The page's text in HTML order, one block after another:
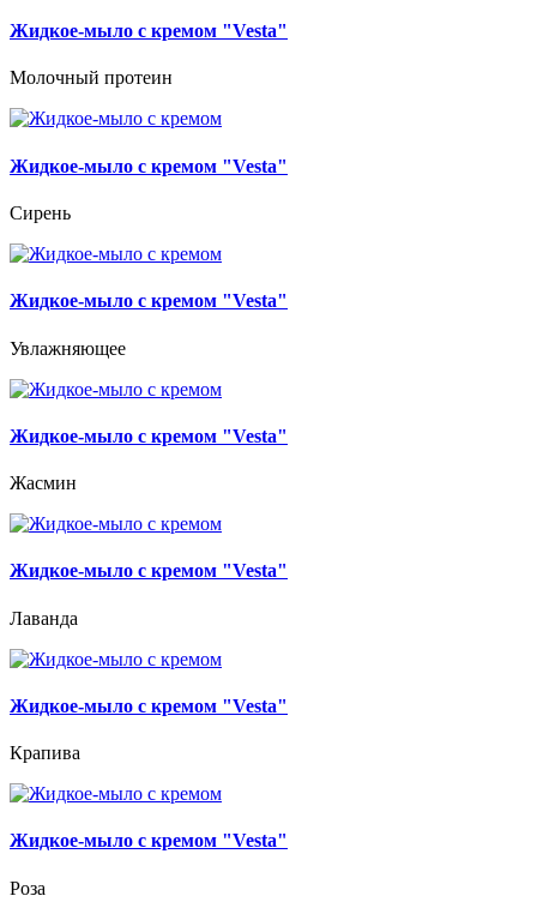
Жидкое-мыло с кремом "Vesta"
Молочный протеин
Жидкое-мыло с кремом "Vesta"
Сирень
Жидкое-мыло с кремом "Vesta"
Увлажняющее
Жидкое-мыло с кремом "Vesta"
Жасмин
Жидкое-мыло с кремом "Vesta"
Лаванда
Жидкое-мыло с кремом "Vesta"
Крапива
Жидкое-мыло с кремом "Vesta"
Роза